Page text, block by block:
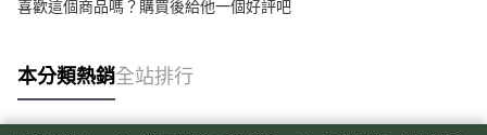
喜歡這個商品嗎？購買後給他一個好評吧
本分類熱銷全站排行